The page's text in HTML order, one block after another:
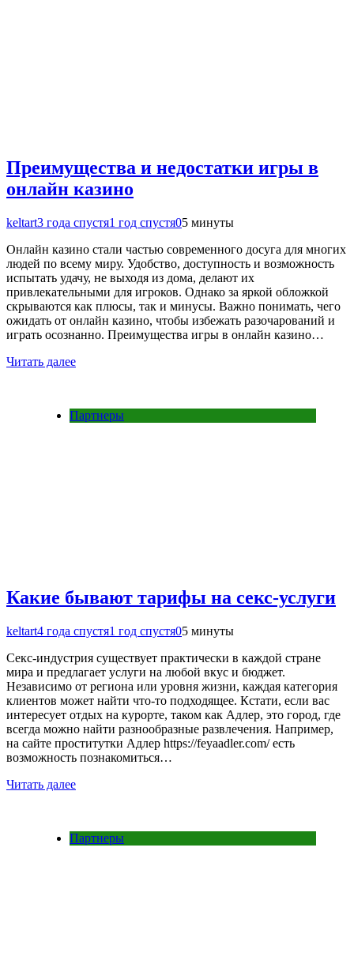
Преимущества и недостатки игры в
онлайн казино
keltart3 года спустя1 год спустя05 минуты
Онлайн казино стали частью современного досуга для многих
людей по всему миру. Удобство, доступность и возможность
испытать удачу, не выходя из дома, делают их
привлекательными для игроков. Однако за яркой обложкой
скрываются как плюсы, так и минусы. Важно понимать, чего
ожидать от онлайн казино, чтобы избежать разочарований и
играть осознанно. Преимущества игры в онлайн казино…
Читать далее
Партнеры
Какие бывают тарифы на секс-услуги
keltart4 года спустя1 год спустя05 минуты
Секс-индустрия существует практически в каждой стране
мира и предлагает услуги на любой вкус и бюджет.
Независимо от региона или уровня жизни, каждая категория
клиентов может найти что-то подходящее. Кстати, если вас
интересует отдых на курорте, таком как Адлер, это город, где
всегда можно найти разнообразные развлечения. Например,
на сайте проститутки Адлер https://feyaadler.com/ есть
возможность познакомиться…
Читать далее
Партнеры